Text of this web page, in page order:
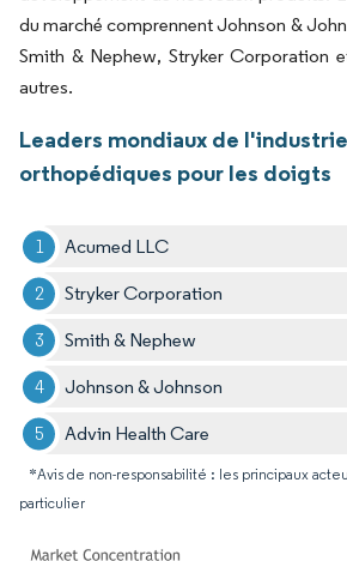
du marché comprennent Johnson &
Smith & Nephew, Stryker Corporation
autres.
Leaders mondiaux de
orthopédiques pour les doigts
Acumed LLC
Stryker Corporation
Smith & Nephew
Johnson & Johnson
Advin Health Care
*Avis de non-responsabilité : les principaux
particulier